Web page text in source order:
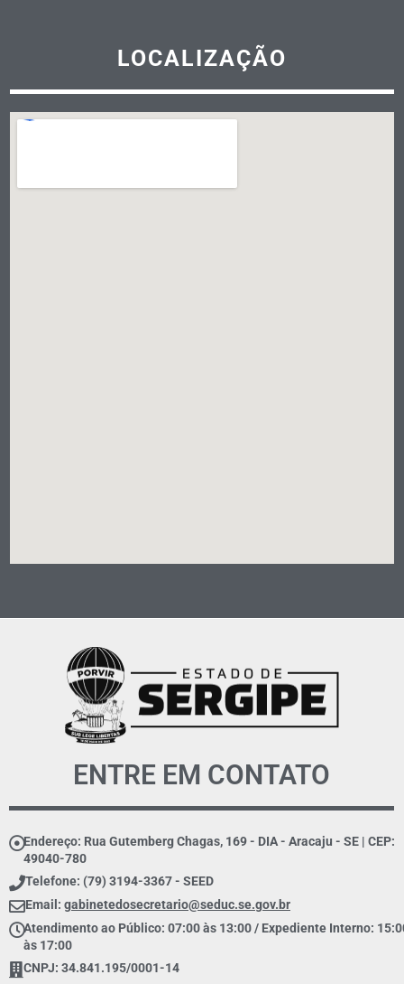
LOCALIZAÇÃO
ENTRE EM CONTATO
Endereço: Rua Gutemberg Chagas, 169 - DIA - Aracaju - SE | CEP:
49040-780
Telefone: (79) 3194-3367 - SEED
Email: gabinetedosecretario@seduc.se.gov.br
Atendimento ao Público: 07:00 às 13:00 / Expediente Interno:
às 17:00
CNPJ: 34.841.195/0001-14